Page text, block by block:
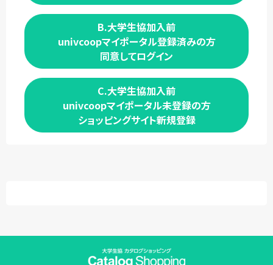
B.大学生協加入前
univcoopマイポータル登録済みの方
同意してログイン
C.大学生協加入前
univcoopマイポータル未登録の方
ショッピングサイト新規登録